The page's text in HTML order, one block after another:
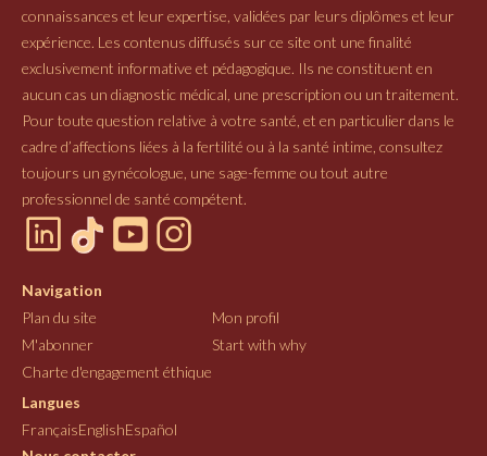
connaissances et leur expertise, validées par leurs diplômes et leur
expérience. Les contenus diffusés sur ce site ont une finalité
exclusivement informative et pédagogique. Ils ne constituent en
aucun cas un diagnostic médical, une prescription ou un traitement.
Pour toute question relative à votre santé, et en particulier dans le
cadre d’affections liées à la fertilité ou à la santé intime, consultez
toujours un gynécologue, une sage-femme ou tout autre
professionnel de santé compétent.
Navigation
Plan du site
Mon profil
M'abonner
Start with why
Charte d'engagement éthique
Langues
FrançaisEnglishEspañol